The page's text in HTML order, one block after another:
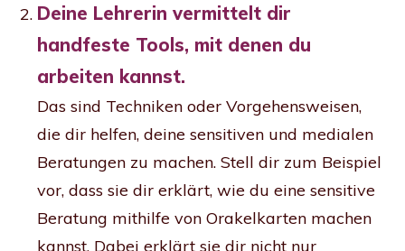
Deine Lehrerin vermittelt dir
handfeste Tools, mit denen du
arbeiten kannst.
Das sind Techniken oder Vorgehensweisen,
die dir helfen, deine sensitiven und medialen
Beratungen zu machen. Stell dir zum Beispiel
vor, dass sie dir erklärt, wie du eine sensitive
Beratung mithilfe von Orakelkarten machen
kannst. Dabei erklärt sie dir nicht nur